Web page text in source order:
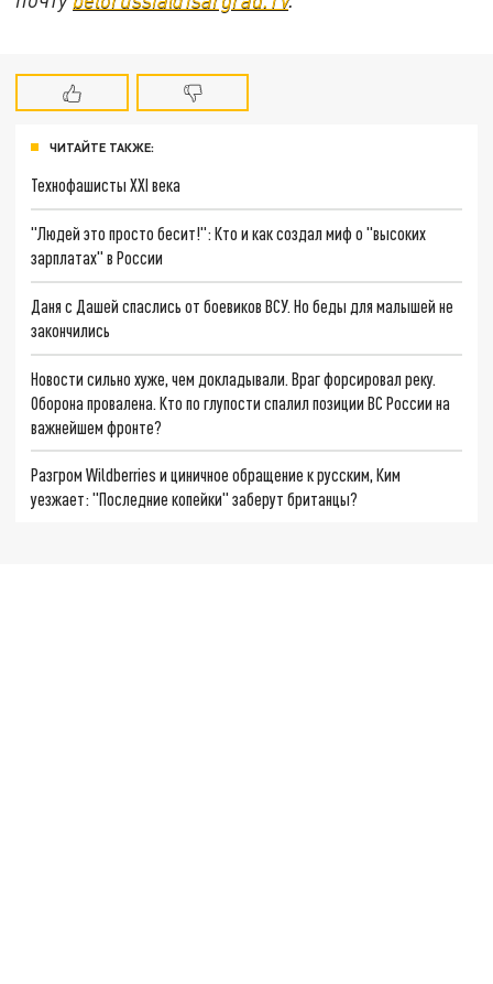
ЧИТАЙТЕ ТАКЖЕ:
Технофашисты XXI века
"Людей это просто бесит!": Кто и как создал миф о "высоких
зарплатах" в России
Даня с Дашей спаслись от боевиков ВСУ. Но беды для малышей не
закончились
Новости сильно хуже, чем докладывали. Враг форсировал реку.
Оборона провалена. Кто по глупости спалил позиции ВС России на
важнейшем фронте?
Разгром Wildberries и циничное обращение к русским, Ким
уезжает: "Последние копейки" заберут британцы?